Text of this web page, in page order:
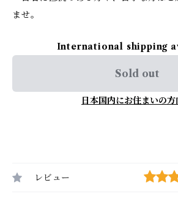
ませ。
International shipping
Sold out
日本国内にお住まいの方
レビュー